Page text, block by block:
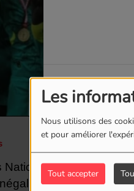
Les
Nous utilisons des
et pour améliorer
Tout accepter
Nations connaît un
et proclame le